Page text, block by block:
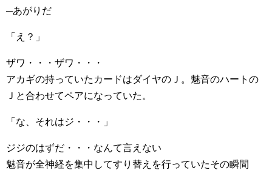
─あがりだ
「え？」
ザワ・・・ザワ・・・
アカギの持っていたカードはダイヤのＪ。魅音のハートの
Ｊと合わせてペアになっていた。
「な、それはジ・・・」
ジジのはずだ・・・なんて言えない
魅音が全神経を集中してすり替えを行っていたその瞬間